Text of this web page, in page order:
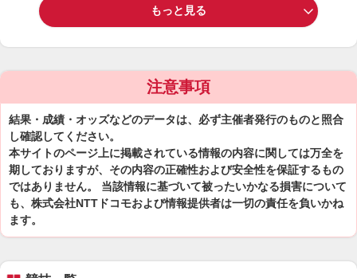
もっと見る
注意事項
結果・成績・オッズなどのデータは、必ず主催者発行のものと照合
し確認してください。
本サイトのページ上に掲載されている情報の内容に関しては万全を
期しておりますが、その内容の正確性および安全性を保証するもの
ではありません。 当該情報に基づいて被ったいかなる損害について
も、株式会社NTTドコモおよび情報提供者は一切の責任を負いかね
ます。